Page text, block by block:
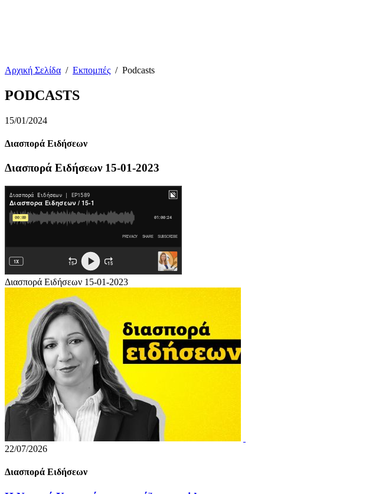
Αρχική Σελίδα / Εκπομπές / Podcasts
PODCASTS
15/01/2024
Διασπορά Ειδήσεων
Διασπορά Ειδήσεων 15-01-2023
Διασπορά Ειδήσεων 15-01-2023
22/07/2026
Διασπορά Ειδήσεων